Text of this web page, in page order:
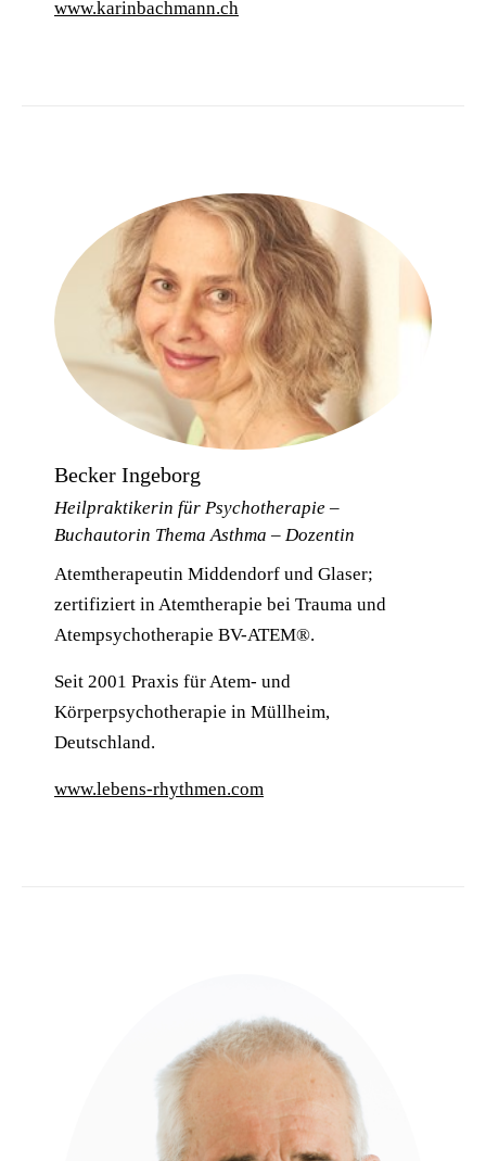
www.karinbachmann.ch
Becker Ingeborg
Heilpraktikerin für Psychotherapie –
Buchautorin Thema Asthma – Dozentin
Atemtherapeutin Middendorf und Glaser;
zertifiziert in Atemtherapie bei Trauma und
Atempsychotherapie BV-ATEM®.
Seit 2001 Praxis für Atem- und
Körperpsychotherapie in Müllheim,
Deutschland.
www.lebens-rhythmen.com